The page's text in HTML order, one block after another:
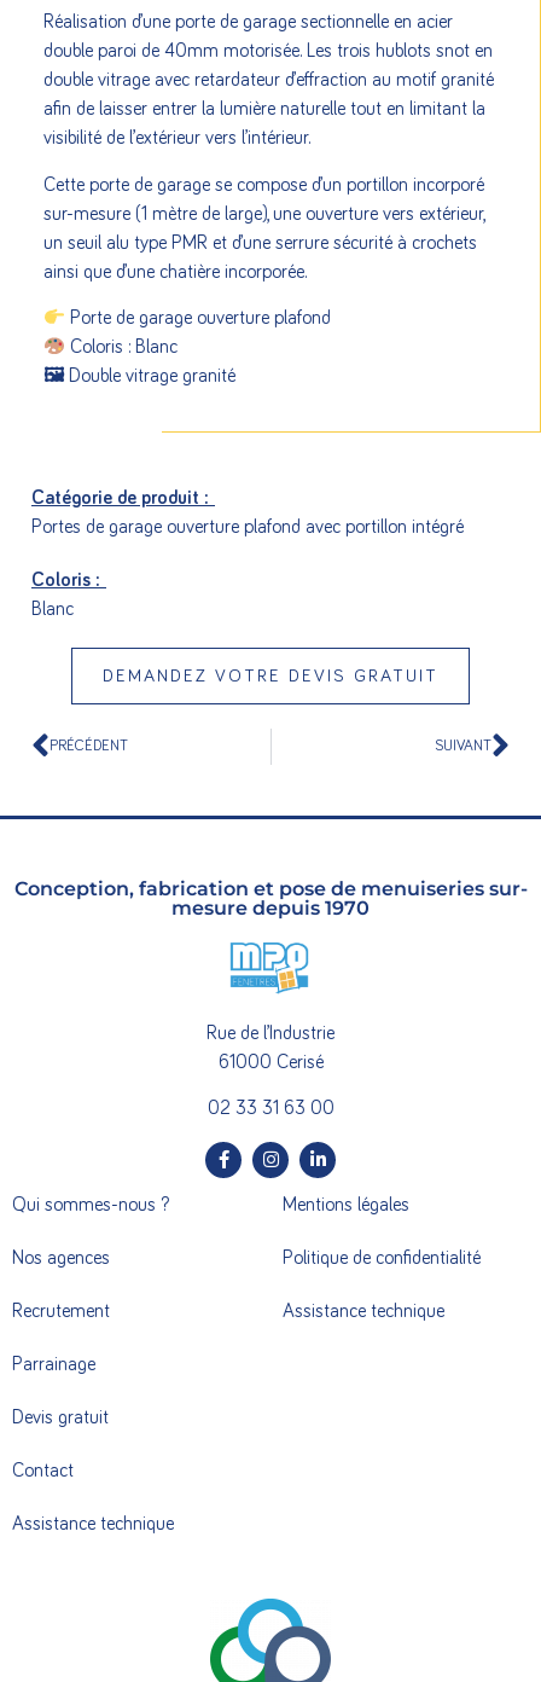
Réalisation d’une porte de garage sectionnelle en acier
double paroi de 40mm motorisée. Les trois hublots snot en
double vitrage avec retardateur d’effraction au motif granité
afin de laisser entrer la lumière naturelle tout en limitant la
visibilité de l’extérieur vers l’intérieur.
Cette porte de garage se compose d’un portillon incorporé
sur-mesure (1 mètre de large), une ouverture vers extérieur,
un seuil alu type PMR et d’une serrure sécurité à crochets
ainsi que d’une chatière incorporée.
Porte de garage ouverture plafond
Coloris : Blanc
🖼 Double vitrage granité
Catégorie de produit :
Portes de garage ouverture plafond avec portillon intégré
Coloris :
Blanc
DEMANDEZ VOTRE DEVIS GRATUIT
PRÉCÉDENT SUIVANT
Conception, fabrication et pose de menuiseries sur-
mesure depuis 1970
Rue de l’Industrie
61000 Cerisé
02 33 31 63 00
Qui sommes-nous ?
Nos agences
Recrutement
Parrainage
Devis gratuit
Contact
Assistance technique
Mentions légales
Politique de confidentialité
Assistance technique